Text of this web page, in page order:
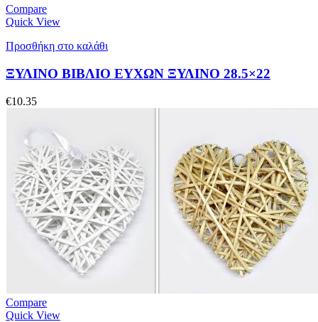
Compare
Quick View
Προσθήκη στο καλάθι
ΞΥΛΙΝΟ ΒΙΒΛΙΟ ΕΥΧΩΝ ΞΥΛΙΝΟ 28.5×22
€10.35
Compare
Quick View